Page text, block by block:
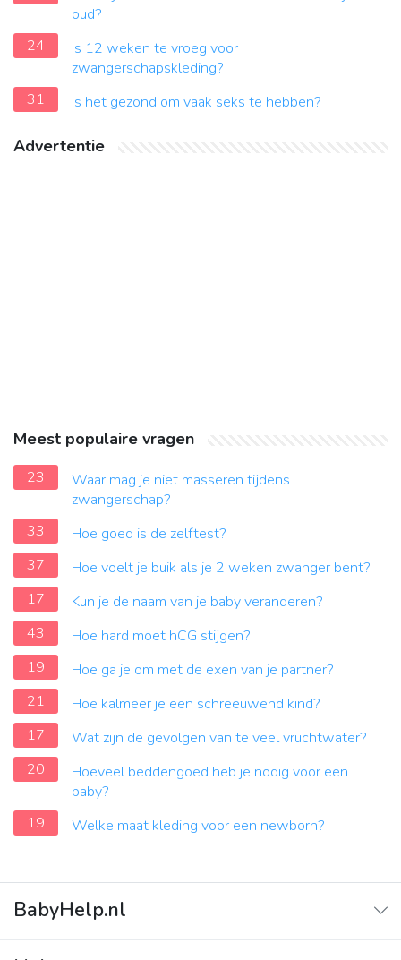
oud?
24
Is 12 weken te vroeg voor
zwangerschapskleding?
31
Is het gezond om vaak seks te hebben?
Advertentie
Meest populaire vragen
23
Waar mag je niet masseren tijdens
zwangerschap?
33
Hoe goed is de zelftest?
37
Hoe voelt je buik als je 2 weken zwanger bent?
17
Kun je de naam van je baby veranderen?
43
Hoe hard moet hCG stijgen?
19
Hoe ga je om met de exen van je partner?
21
Hoe kalmeer je een schreeuwend kind?
17
Wat zijn de gevolgen van te veel vruchtwater?
20
Hoeveel beddengoed heb je nodig voor een
baby?
19
Welke maat kleding voor een newborn?
BabyHelp.nl